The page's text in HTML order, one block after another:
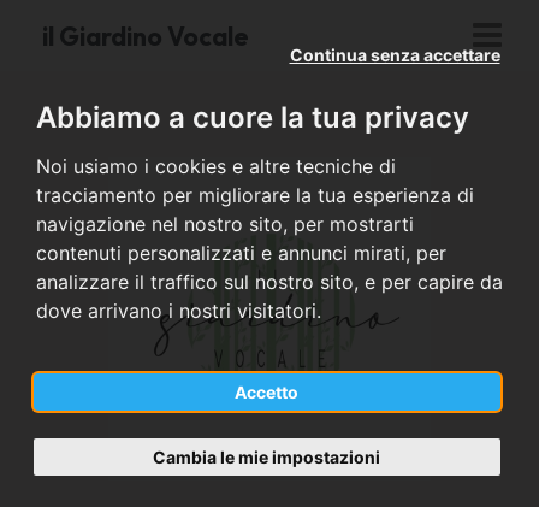
Abbiamo a cuore la tua privacy
Noi usiamo i cookies e altre tecniche di
tracciamento per migliorare la tua esperienza di
navigazione nel nostro sito, per mostrarti
contenuti personalizzati e annunci mirati, per
analizzare il traffico sul nostro sito, e per capire da
dove arrivano i nostri visitatori.
Accetto
Continua senza accettare
Cambia le mie impostazioni
il Giardino Vocale